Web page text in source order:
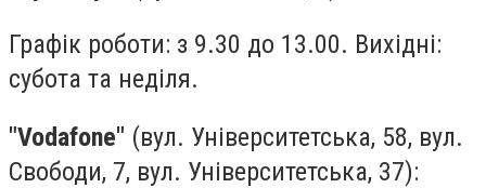
Графік роботи: з 9.30 до 13.00. Вихідні:
субота та неділя.
"Vodafonе" (вул. Університетська, 58, вул.
Свободи, 7, вул. Університетська, 37):